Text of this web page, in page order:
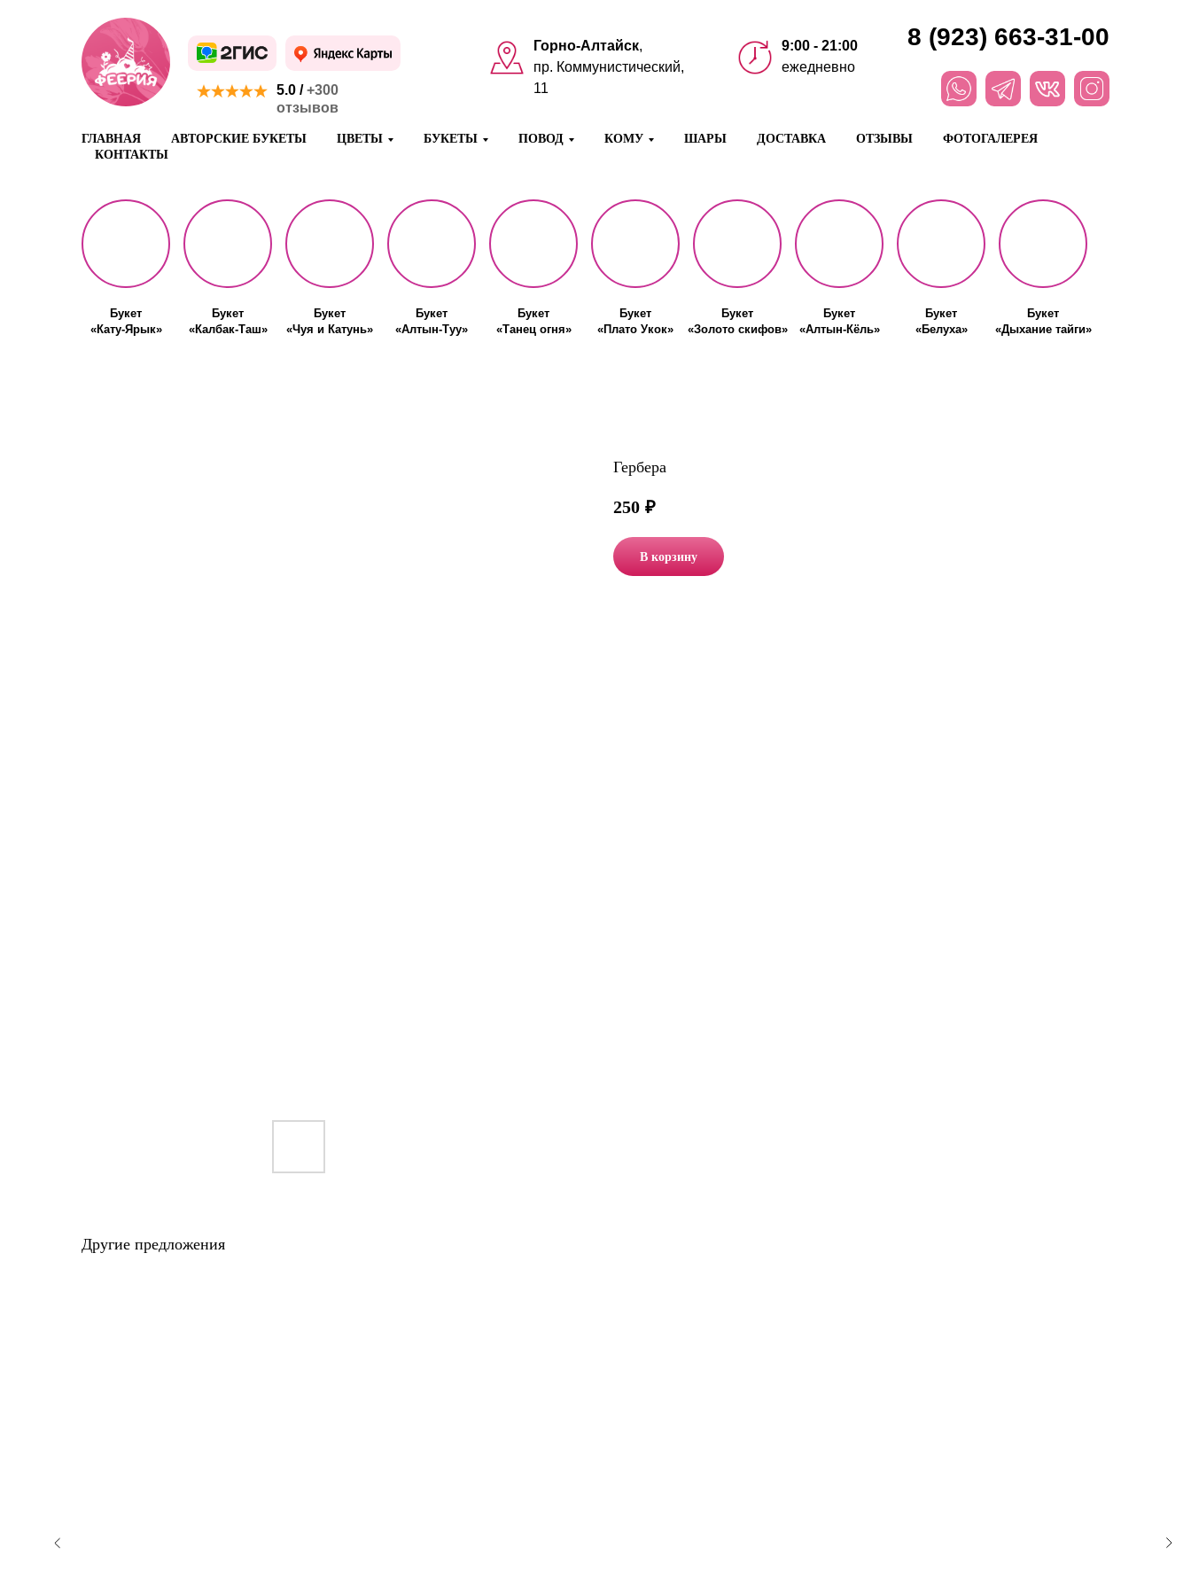
5.0 /+300
отзывов
Горно-Алтайск,
пр. Коммунистический,
11
9:00 - 21:00
ежедневно
8 (923) 663-31-00
ГЛАВНАЯ АВТОРСКИЕ БУКЕТЫ ЦВЕТЫ БУКЕТЫ ПОВОД КОМУ ШАРЫ ДОСТАВКА ОТЗЫВЫ
ФОТОГАЛЕРЕЯ
КОНТАКТЫ
Букет
«Кату-Ярык»
Букет
«Калбак-Таш»
Букет
«Чуя и Катунь»
Букет
«Алтын-Туу»
Букет
«Танец огня»
Букет
«Плато Укок»
Букет
«Золото скифов»
Букет
«Алтын-Кёль»
Букет
«Белуха»
Букет
«Дыхание тайги»
Гербера
250 ₽
В корзину
Другие предложения